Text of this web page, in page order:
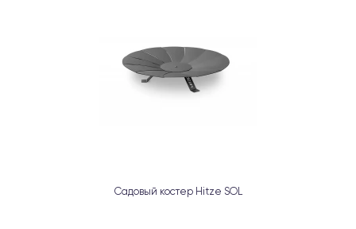
Садовый костер Hitze SOL